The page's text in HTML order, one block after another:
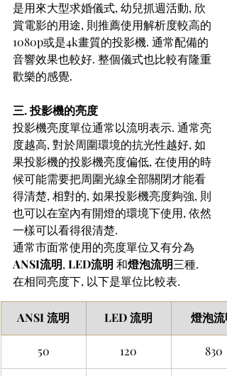
是用來大型求婚儀式, 幼兒抓週活動, 欣
賞電影的用途, 則推薦使用解析度較高的
1080p或是4k畫質的投影機. 通常配備的
音響效果也較好. 整個儀式也比較有隆重
歡樂的感覺.
三. 投影機的亮度
投影機亮度單位通常以流明表示. 通常亮
度越高, 對於周圍環境的抗光性越好, 如
果投影機的投影機亮度偏低, 在使用的時
候可能需要把周圍光線全部關閉才能看
得清楚, 相對的, 如果投影機亮度夠強, 則
也可以在室內有開燈的環境下使用, 依然
一樣可以看得很清楚.
通常市面常使用的亮度單位又有分為
ANSI流明, LED流明 和燈泡流明三種.
在相同亮度下, 以下是單位比較表.
ANSI 流明 LED 流明 燈泡流
50 120 830